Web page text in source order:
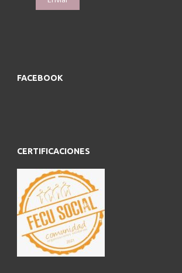
FACEBOOK
CERTIFICACIONES